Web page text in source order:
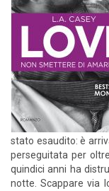
stato esaudito: è
perseguitata per
quindici anni ha
notte. Scappare via